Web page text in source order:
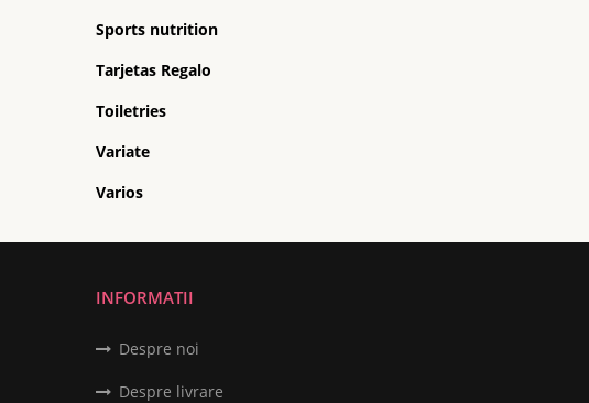
Sports nutrition
Tarjetas Regalo
Toiletries
Variate
Varios
INFORMATII
Despre noi
Despre livrare